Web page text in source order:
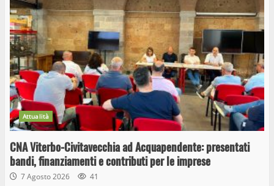
Attualità
CNA Viterbo-Civitavecchia ad Acquapendente: presentati
bandi, finanziamenti e contributi per le imprese
7 Agosto 2026 41